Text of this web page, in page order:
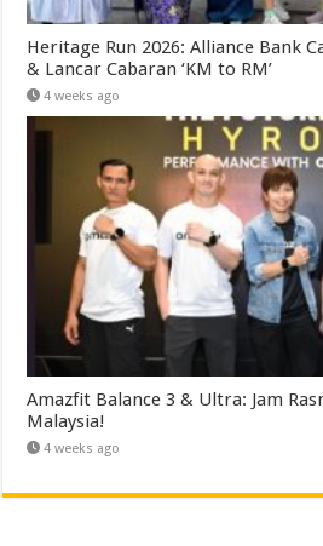
Heritage Run 2026: Alliance Bank
& Lancar Cabaran ‘KM to RM’
4 weeks ago
Amazfit Balance 3 & Ultra: Jam
Malaysia!
4 weeks ago